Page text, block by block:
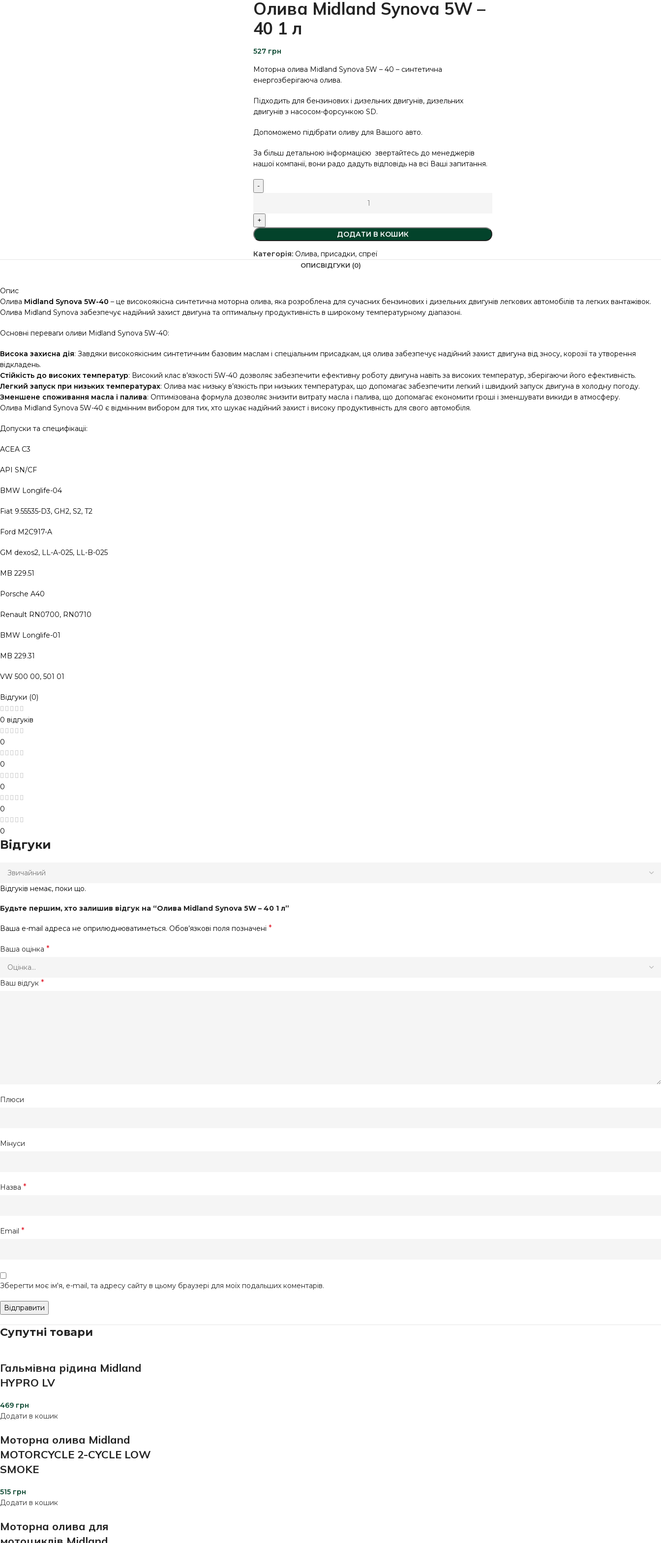
Олива Midland Synova 5W –
40 1 л
527 грн
Моторна олива Midland Synova 5W – 40 – синтетична
енергозберігаюча олива.
Підходить для бензинових і дизельних двигунів, дизельних
двигунів з насосом-форсункою SD.
Допоможемо підібрати оливу для Вашого авто.
За більш детальною інформацією звертайтесь до менеджерів
нашої компанії, вони радо дадуть відповідь на всі Ваші запитання.
ДОДАТИ В КОШИК
Категорія: Олива, присадки, спреї
ОПИСВІДГУКИ (0)
Опис
Олива Midland Synova 5W-40 – це високоякісна синтетична моторна олива, яка розроблена для сучасних бензинових і дизельних двигунів легкових автомобілів та легких вантажівок.
Олива Midland Synova забезпечує надійний захист двигуна та оптимальну продуктивність в широкому температурному діапазоні.
Основні переваги оливи Midland Synova 5W-40:
Висока захисна дія: Завдяки високоякісним синтетичним базовим маслам і спеціальним присадкам, ця олива забезпечує надійний захист двигуна від зносу, корозії та утворення
відкладень.
Стійкість до високих температур: Високий клас в’язкості 5W-40 дозволяє забезпечити ефективну роботу двигуна навіть за високих температур, зберігаючи його ефективність.
Легкий запуск при низьких температурах: Олива має низьку в’язкість при низьких температурах, що допомагає забезпечити легкий і швидкий запуск двигуна в холодну погоду.
Зменшене споживання масла і палива: Оптимізована формула дозволяє знизити витрату масла і палива, що допомагає економити гроші і зменшувати викиди в атмосферу.
Олива Midland Synova 5W-40 є відмінним вибором для тих, хто шукає надійний захист і високу продуктивність для свого автомобіля.
Допуски та специфікаціі:
ACEA C3
API SN/CF
BMW Longlife-04
Fiat 9.55535-D3, GH2, S2, T2
Ford M2C917-A
GM dexos2, LL-A-025, LL-B-025
MB 229.51
Porsche A40
Renault RN0700, RN0710
BMW Longlife-01
MB 229.31
VW 500 00, 501 01
Відгуки (0)
0 відгуків
0
0
0
0
0
Відгуки
Відгуків немає, поки що.
Будьте першим, хто залишив відгук на “Олива Midland Synova 5W – 40 1 л”
Ваша e-mail адреса не оприлюднюватиметься. Обов’язкові поля позначені *
Ваша оцінка *
Ваш відгук *
Плюси
Мінуси
Назва *
Email *
Зберегти моє ім'я, e-mail, та адресу сайту в цьому браузері для моїх подальших коментарів.
Супутні товари
Гальмівна рідина Midland
HYPRO LV
469 грн
Додати в кошик
Моторна олива Midland
MOTORCYCLE 2-CYCLE LOW
SMOKE
515 грн
Додати в кошик
Моторна олива для